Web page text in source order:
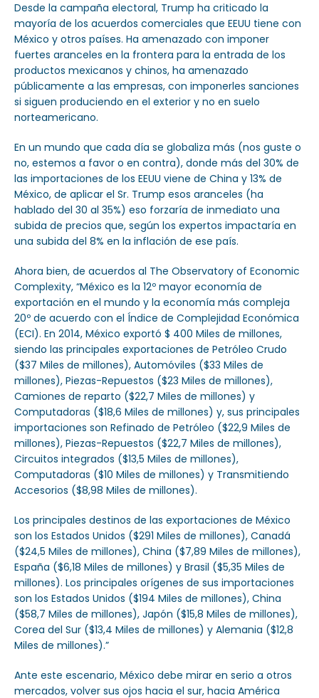
Desde la campaña electoral, Trump ha criticado la
mayoría de los acuerdos comerciales que EEUU tiene con
México y otros países. Ha amenazado con imponer
fuertes aranceles en la frontera para la entrada de los
productos mexicanos y chinos, ha amenazado
públicamente a las empresas, con imponerles sanciones
si siguen produciendo en el exterior y no en suelo
norteamericano.
En un mundo que cada día se globaliza más (nos guste o
no, estemos a favor o en contra), donde más del 30% de
las importaciones de los EEUU viene de China y 13% de
México, de aplicar el Sr. Trump esos aranceles (ha
hablado del 30 al 35%) eso forzaría de inmediato una
subida de precios que, según los expertos impactaría en
una subida del 8% en la inflación de ese país.
Ahora bien, de acuerdos al The Observatory of Economic
Complexity, “México es la 12º mayor economía de
exportación en el mundo y la economía más compleja
20º de acuerdo con el Índice de Complejidad Económica
(ECI). En 2014, México exportó $ 400 Miles de millones,
siendo las principales exportaciones de Petróleo Crudo
($37 Miles de millones), Automóviles ($33 Miles de
millones), Piezas-Repuestos ($23 Miles de millones),
Camiones de reparto ($22,7 Miles de millones) y
Computadoras ($18,6 Miles de millones) y, sus principales
importaciones son Refinado de Petróleo ($22,9 Miles de
millones), Piezas-Repuestos ($22,7 Miles de millones),
Circuitos integrados ($13,5 Miles de millones),
Computadoras ($10 Miles de millones) y Transmitiendo
Accesorios ($8,98 Miles de millones).
Los principales destinos de las exportaciones de México
son los Estados Unidos ($291 Miles de millones), Canadá
($24,5 Miles de millones), China ($7,89 Miles de millones),
España ($6,18 Miles de millones) y Brasil ($5,35 Miles de
millones). Los principales orígenes de sus importaciones
son los Estados Unidos ($194 Miles de millones), China
($58,7 Miles de millones), Japón ($15,8 Miles de millones),
Corea del Sur ($13,4 Miles de millones) y Alemania ($12,8
Miles de millones).”
Ante este escenario, México debe mirar en serio a otros
mercados, volver sus ojos hacia el sur, hacia América